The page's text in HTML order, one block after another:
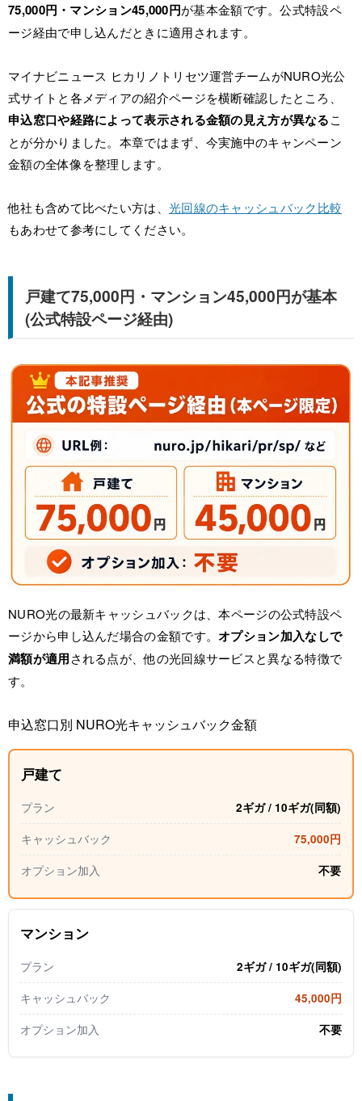
75,000円・マンション45,000円が基本金額です。公式特設ペ
ージ経由で申し込んだときに適用されます。
マイナビニュース ヒカリノトリセツ運営チームがNURO光公
式サイトと各メディアの紹介ページを横断確認したところ、
申込窓口や経路によって表示される金額の見え方が異なるこ
とが分かりました。本章ではまず、今実施中のキャンペーン
金額の全体像を整理します。
他社も含めて比べたい方は、 光回線のキャッシュバック比較
もあわせて参考にしてください。
戸建て75,000円・マンション45,000円が基本
(公式特設ページ経由)
NURO光の最新キャッシュバックは、本ページの公式特設ペ
ージから申し込んだ場合の金額です。オプション加入なしで
満額が適用される点が、他の光回線サービスと異なる特徴で
す。
申込窓口別 NURO光キャッシュバック金額
戸建て
プラン 2ギガ / 10ギガ(同額)
キャッシュバック 75,000円
オプション加入 不要
マンション
プラン 2ギガ / 10ギガ(同額)
キャッシュバック 45,000円
オプション加入 不要